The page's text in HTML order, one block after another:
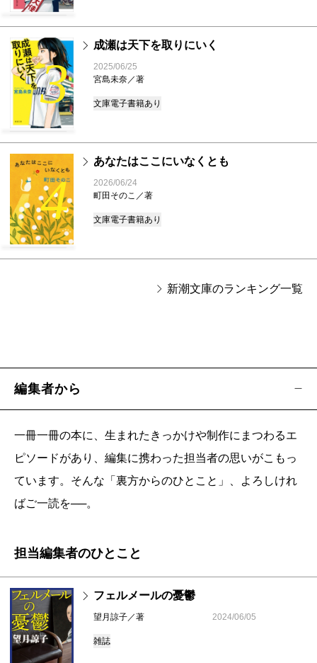
3
成瀬は天下を取りにいく
2025/06/25
宮島未奈／著
文庫電子書籍あり
4
あなたはここにいなくとも
2026/06/24
町田そのこ／著
文庫電子書籍あり
新潮文庫のランキング一覧
編集者から
一冊一冊の本に、生まれたきっかけや制作にまつわるエ
ピソードがあり、編集に携わった担当者の思いがこもっ
ています。そんな「裏方からのひとこと」、よろしけれ
ばご一読を──。
担当編集者のひとこと
フェルメールの憂鬱
望月諒子／著 2024/06/05
雑誌